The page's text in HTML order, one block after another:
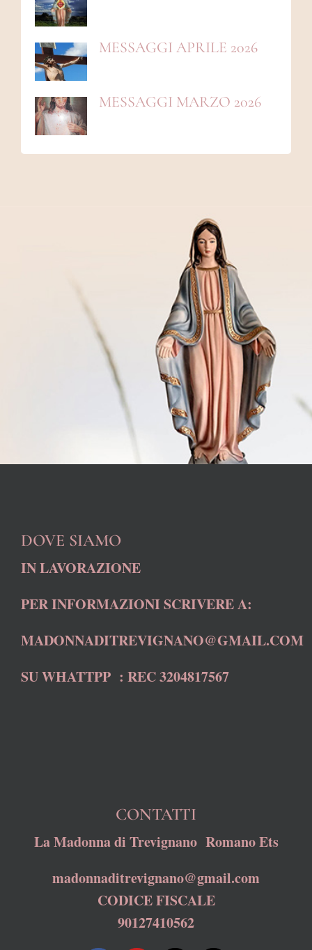
MESSAGGI APRILE 2026
MESSAGGI MARZO 2026
DOVE SIAMO
IN LAVORAZIONE
PER INFORMAZIONI SCRIVERE A:
MADONNADITREVIGNANO@GMAIL.COM
SU WHATTPP : REC 3204817567
CONTATTI
La Madonna di Trevignano Romano Ets
madonnaditrevignano@gmail.com
CODICE FISCALE
90127410562